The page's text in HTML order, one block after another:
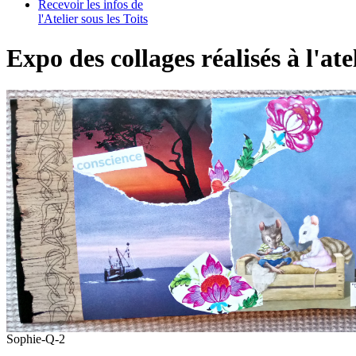
Recevoir les infos de
l'Atelier sous les Toits
Expo des collages réalisés à
Sophie-Q-2